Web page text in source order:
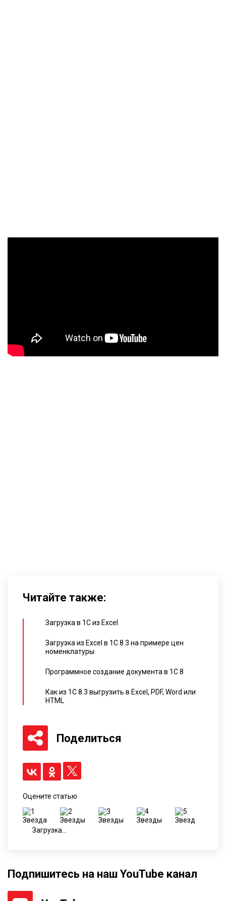
Читайте также:
Загрузка в 1C из Excel
Загрузка из Excel в 1С 8.3 на примере цен
номенклатуры
Программное создание документа в 1С 8
Как из 1С 8.3 выгрузить в Excel, PDF, Word или
HTML
Поделиться
Оцените статью
Загрузка...
Подпишитесь на наш YouTube канал